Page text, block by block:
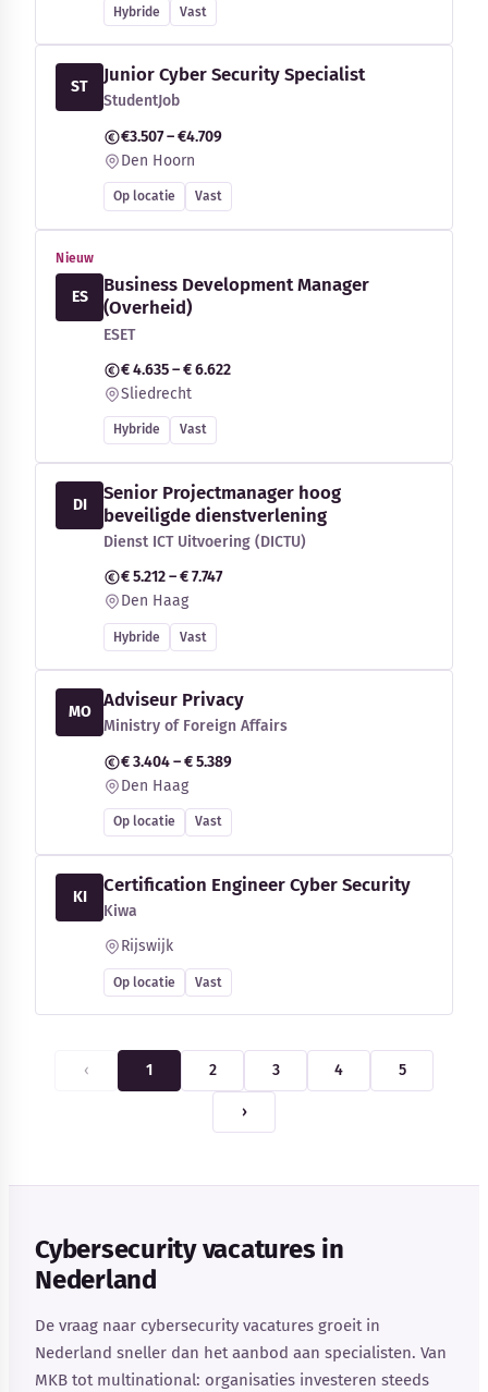
Hybride Vast
ST
Junior Cyber Security Specialist
StudentJob
€3.507 – €4.709
Den Hoorn
Op locatie Vast
Nieuw
ES
Business Development Manager
(Overheid)
ESET
€ 4.635 – € 6.622
Sliedrecht
Hybride Vast
DI
Senior Projectmanager hoog
beveiligde dienstverlening
Dienst ICT Uitvoering (DICTU)
€ 5.212 – € 7.747
Den Haag
Hybride Vast
MO
Adviseur Privacy
Ministry of Foreign Affairs
€ 3.404 – € 5.389
Den Haag
Op locatie Vast
KI
Certification Engineer Cyber Security
Kiwa
Rijswijk
Op locatie Vast
‹ 1 2 3 4 5
›
Cybersecurity vacatures in
Nederland
De vraag naar cybersecurity vacatures groeit in
Nederland sneller dan het aanbod aan specialisten. Van
MKB tot multinational: organisaties investeren steeds